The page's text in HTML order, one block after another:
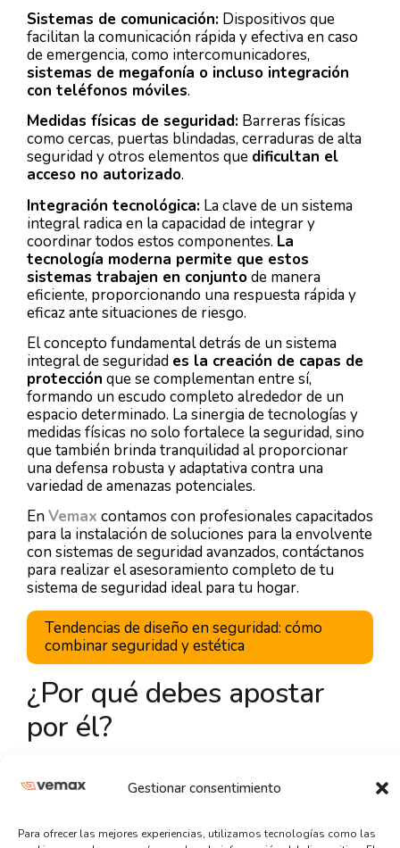
Gestionar consentimiento
Para ofrecer las mejores experiencias, utilizamos tecnologías como las
Sistemas de comunicación: Dispositivos que
facilitan la comunicación rápida y efectiva en caso
de emergencia, como intercomunicadores,
sistemas de megafonía o incluso integración
con teléfonos móviles.
Medidas físicas de seguridad: Barreras físicas
como cercas, puertas blindadas, cerraduras de alta
seguridad y otros elementos que dificultan el
acceso no autorizado.
Integración tecnológica: La clave de un sistema
integral radica en la capacidad de integrar y
coordinar todos estos componentes. La
tecnología moderna permite que estos
sistemas trabajen en conjuntode manera
eficiente, proporcionando una respuesta rápida y
eficaz ante situaciones de riesgo.
El concepto fundamental detrás de un sistema
integral de seguridad es la creación de capas de
protección que se complementan entre sí,
formando un escudo completo alrededor de un
espacio determinado. La sinergia de tecnologías y
medidas físicas no solo fortalece la seguridad, sino
que también brinda tranquilidad al proporcionar
una defensa robusta y adaptativa contra una
variedad de amenazas potenciales.
EnVemax contamos con profesionales capacitados
para la instalación de soluciones para la envolvente
con sistemas de seguridad avanzados, contáctanos
para realizar el asesoramiento completo de tu
sistema de seguridad ideal para tu hogar.
Tendencias de diseño en seguridad: cómo
combinar seguridad y estética
¿Por qué debes apostar
por él?
Apostar por un sistema integral de seguridad no